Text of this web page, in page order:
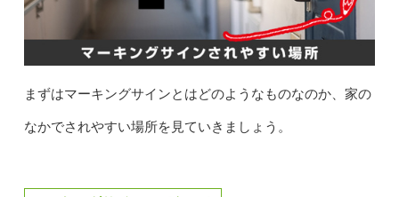
まずはマーキングサインとはどのようなものなのか、家の
なかでされやすい場所を見ていきましょう。